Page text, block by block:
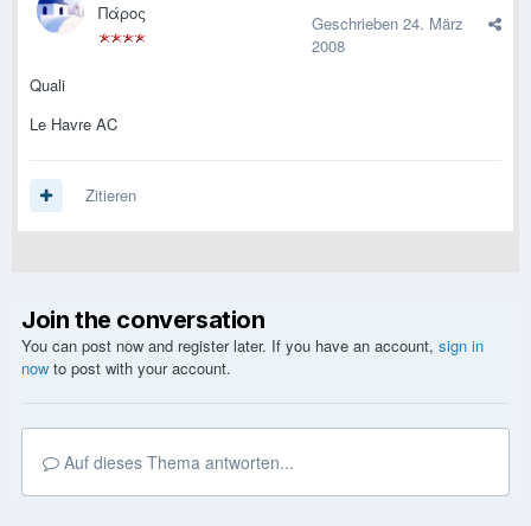
Πάρος Geschrieben 24. März
2008
Quali
Le Havre AC
Zitieren
Join the conversation
You can post now and register later. If you have an account, sign in
now to post with your account.
Auf dieses Thema antworten...